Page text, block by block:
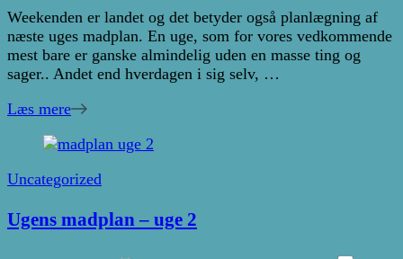
madplan
–
uge
3
Weekenden er landet og det betyder også planlægning af
næste uges madplan. En uge, som for vores vedkommende
mest bare er ganske almindelig uden en masse ting og
sager.. Andet end hverdagen i sig selv, …
Læs mere
Uncategorized
Ugens madplan – uge 2